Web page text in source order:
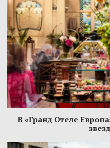
В «Гранд Отеле